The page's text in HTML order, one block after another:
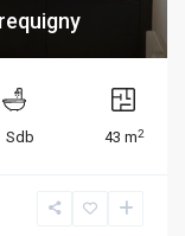
Sdb 43 m2